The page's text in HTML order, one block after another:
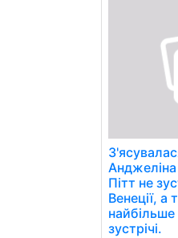
Пітт не
Венеції, а
найбільше
зустрічі.